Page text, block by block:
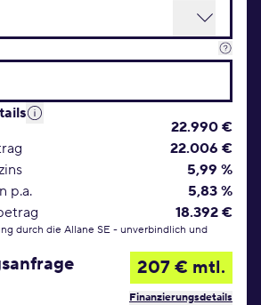
22.990 €
22.006 €
5,99 %
p.a.
5,83 %
18.392 €
durch die Allane SE - unverbindlich und
207 € mtl.
Finanzierungsdetails